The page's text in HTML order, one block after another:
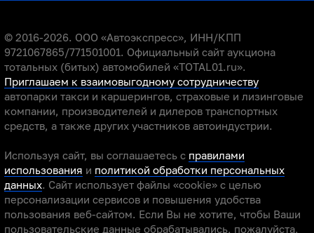
© 2016-2026. ООО «Автоэкспресс», ИНН/КПП
9721067865/771501001. Официальный сайт аукциона
тотальных (битых) автомобилей «TOTAL01.ru».
Приглашаем к взаимовыгодному сотрудничеству
автопарки такси и каршерингов, страховые и лизинговые
компании, производителей и дилеров транспортных
средств, а также других участников автоиндустрии.
Используя сайт, вы соглашаетесь с правилами
использования и политикой обработки персональных
данных. Сайт использует файлы «cookie» с целью
персонализации сервисов и повышения удобства
пользования веб-сайтом. Если Вы не хотите, чтобы Ваши
пользовательские данные обрабатывались, пожалуйста,